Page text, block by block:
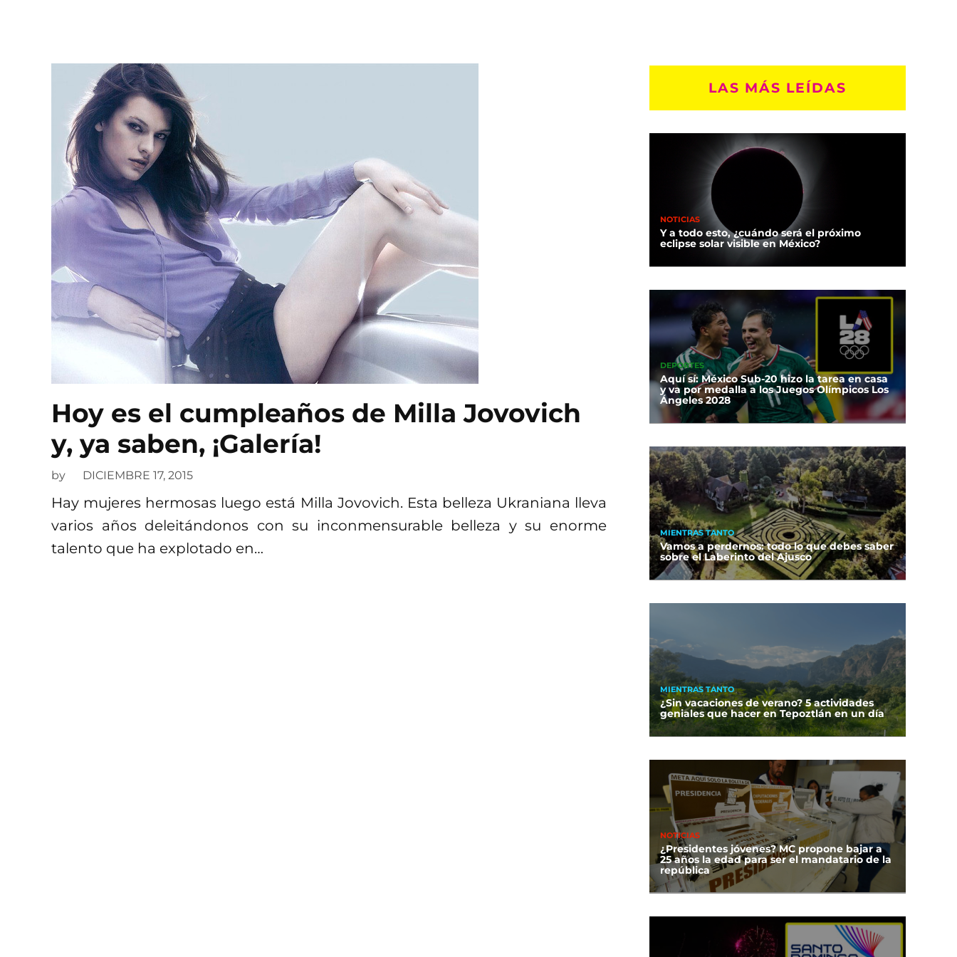
Hoy es el cumpleaños de Milla Jovovich
y, ya saben, ¡Galería!
by DICIEMBRE 17, 2015
Hay mujeres hermosas luego está Milla Jovovich. Esta belleza Ukraniana lleva
varios años deleitándonos con su inconmensurable belleza y su enorme
talento que ha explotado en…
LAS MÁS LEÍDAS
NOTICIAS
Y a todo esto, ¿cuándo será el próximo
eclipse solar visible en México?
DEPORTES
Aquí sí: México Sub-20 hizo la tarea en casa
y va por medalla a los Juegos Olímpicos Los
Ángeles 2028
MIENTRAS TANTO
Vamos a perdernos: todo lo que debes saber
sobre el Laberinto del Ajusco
MIENTRAS TANTO
¿Sin vacaciones de verano? 5 actividades
geniales que hacer en Tepoztlán en un día
NOTICIAS
¿Presidentes jóvenes? MC propone bajar a
25 años la edad para ser el mandatario de la
república